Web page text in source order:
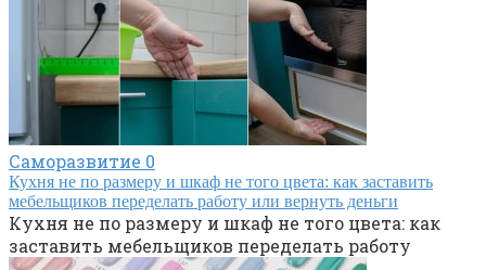
Саморазвитие 0
Кухня не по размеру и шкаф не того цвета: как заставить
мебельщиков переделать работу или вернуть деньги
Кухня не по размеру и шкаф не того цвета: как
заставить мебельщиков переделать работу